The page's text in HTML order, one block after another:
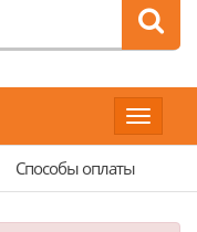
Toggle
Способы оплаты